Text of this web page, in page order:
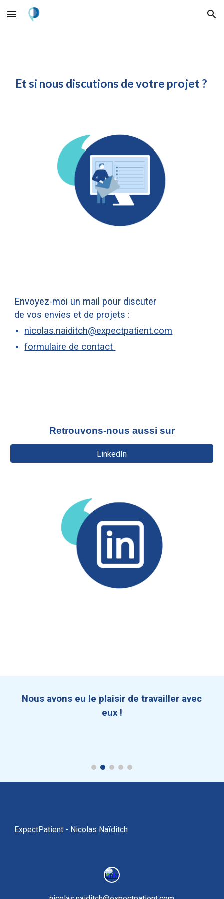
Skip to main content Skip to navigation
Et si nous discutions de votre projet ?
Envoyez-moi un mail pour discuter
de vos envies et de projets :
nicolas.naiditch@expectpatient.com
formulaire de contact
Retrouvons-nous aussi sur
LinkedIn
Nous avons eu le plaisir de travailler avec
eux !
ExpectPatient - Nicolas Naïditch